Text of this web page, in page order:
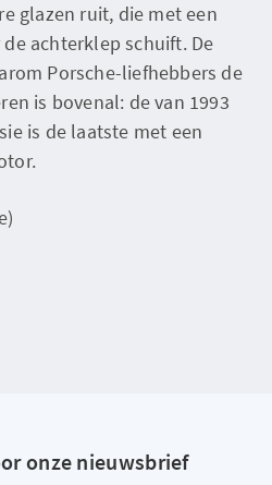
glazen ruit, die met een
achterklep schuift. De
Porsche-liefhebbers de
is bovenal: de van 1993
is de laatste met een
onze nieuwsbrief